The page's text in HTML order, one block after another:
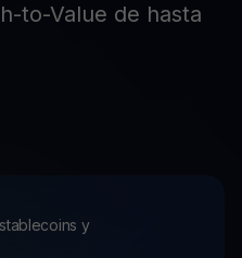
to-Value de hasta
y